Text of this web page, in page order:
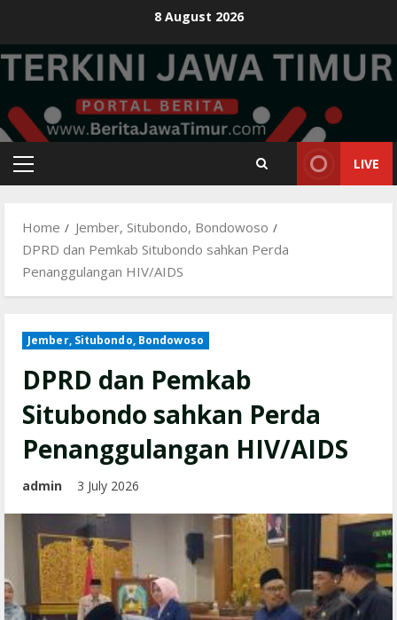
content
8 August 2026
Primary
LIVE
Home
Jember, Situbondo, Bondowoso
DPRD dan Pemkab Situbondo sahkan Perda
Penanggulangan HIV/AIDS
Jember, Situbondo, Bondowoso
DPRD dan Pemkab
Situbondo sahkan Perda
Penanggulangan HIV/AIDS
admin 3 July 2026